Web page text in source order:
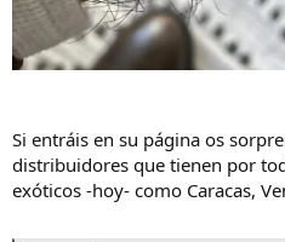
Si entráis en su página os
distribuidores que tienen por
exóticos -hoy- como Caracas,